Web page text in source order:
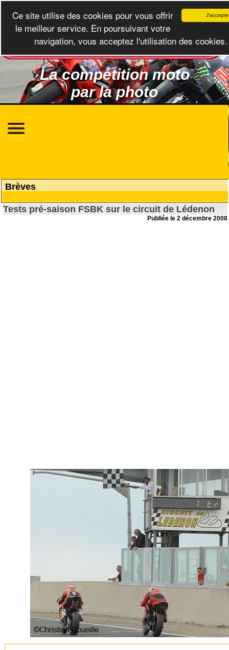
La compétition moto
par la photo
Brèves
Tests pré-saison FSBK sur le circuit de Lédenon
Publiée le 2 décembre 2008
J'accepte
Ce site utilise des cookies pour vous offrir
le meilleur service. En poursuivant votre
navigation, vous acceptez l'utilisation des cookies.